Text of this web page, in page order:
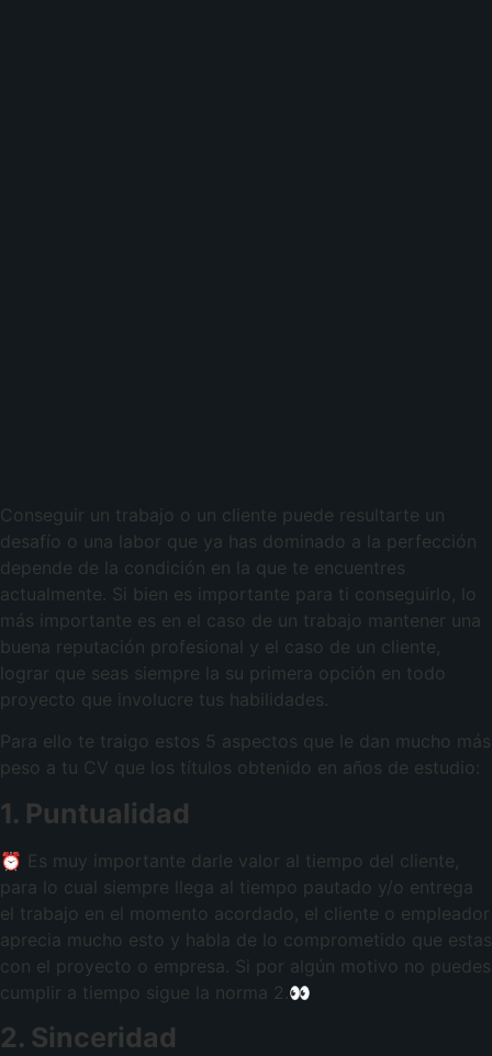
Conseguir un trabajo o un cliente puede resultarte un
desafío o una labor que ya has dominado a la perfección
depende de la condición en la que te encuentres
actualmente. Si bien es importante para ti conseguirlo, lo
más importante es en el caso de un trabajo mantener una
buena reputación profesional y el caso de un cliente,
lograr que seas siempre la su primera opción en todo
proyecto que involucre tus habilidades.
Para ello te traigo estos 5 aspectos que le dan mucho más
peso a tu CV que los títulos obtenido en años de estudio:
1. Puntualidad
⏰ Es muy importante darle valor al tiempo del cliente,
para lo cual siempre llega al tiempo pautado y/o entrega
el trabajo en el momento acordado, el cliente o empleador
aprecia mucho esto y habla de lo comprometido que estas
con el proyecto o empresa. Si por algún motivo no puedes
cumplir a tiempo sigue la norma 2.👀
2. Sinceridad